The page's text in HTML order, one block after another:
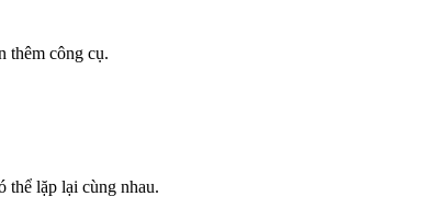
thêm công cụ.
thể lặp lại cùng nhau.